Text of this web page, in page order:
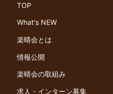
TOP
What's NEW
楽晴会とは
情報公開
楽晴会の取組み
求人・インターン募集